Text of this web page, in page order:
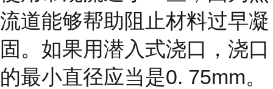
流道能够帮助阻止材料过早凝
固。如果用潜入式浇口，浇口
的最小直径应当是0. 75mm。